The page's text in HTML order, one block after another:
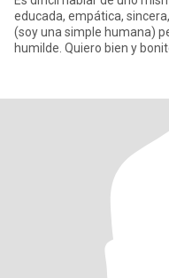
educada, empática, sincera, con valores morales, tengo defectos
(soy una simple humana)
humilde. Quiero bien y